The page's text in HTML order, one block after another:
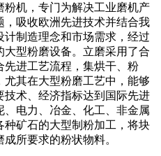
粉机，专门为解决工业磨机产
，吸收欧洲先进技术并结合我
制造理念和市场需求，经过
大型粉磨设备。立磨采用了合
先进工艺流程，集烘干、粉
尤其在大型粉磨工艺中，能够
技术、经济指标达到国际先进
、电力、冶金、化工、非金属
种矿石的大型制粉加工，将块
所要求的粉状物料。